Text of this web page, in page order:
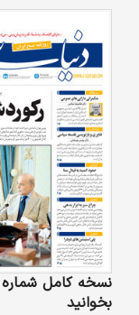
نسخه کامل شماره
بخوانید